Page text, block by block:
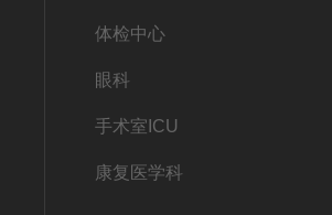
体检中心
眼科
手术室ICU
康复医学科